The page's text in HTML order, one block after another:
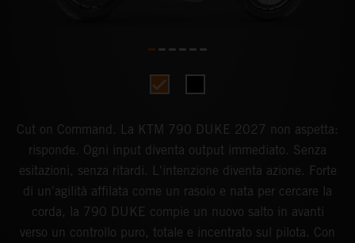
Cut on Command. La KTM 790 DUKE 2027 non aspetta:
risponde. Ogni input diventa output immediato. Senza
esitazioni, senza ritardi. L'intenzione diventa azione. Forte
di un'agilità affilata come un rasoio e nata per cercare la
corda, la 790 DUKE compie un nuovo salto in avanti
verso un controllo puro, totale e incentrato sul pilota. Con